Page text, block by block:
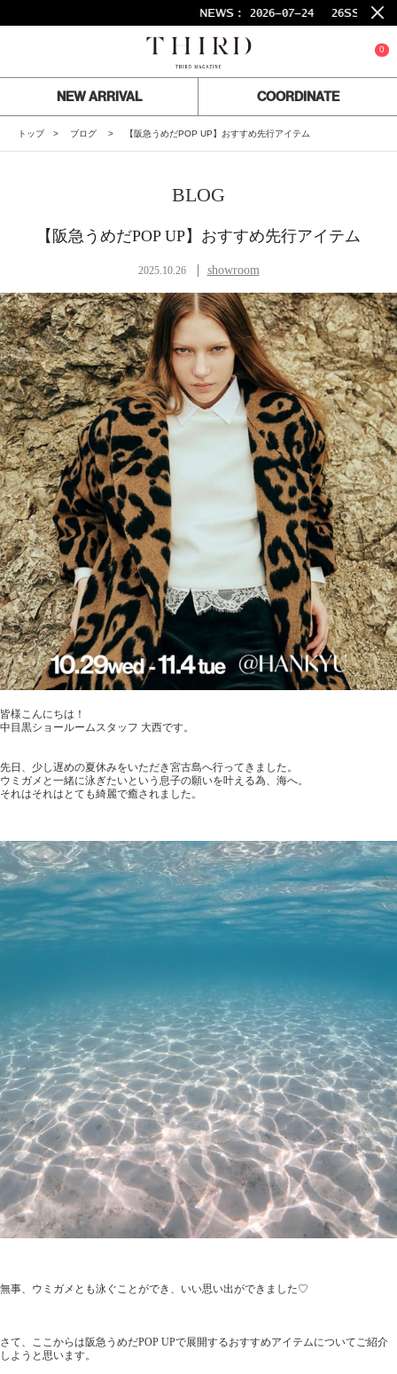
NEWS : 2026-07-24 26SS FINAL
0
NEW ARRIVAL COORDINATE
トップ ブログ 【阪急うめだPOP UP】おすすめ先行アイテム
BLOG
【阪急うめだPOP UP】おすすめ先行アイテム
2025.10.26 showroom
皆様こんにちは！
中目黒ショールームスタッフ 大西です。
先日、少し遅めの夏休みをいただき宮古島へ行ってきました。
ウミガメと一緒に泳ぎたいという息子の願いを叶える為、海へ。
それはそれはとても綺麗で癒されました。
無事、ウミガメとも泳ぐことができ、いい思い出ができました♡
さて、ここからは阪急うめだPOP UPで展開するおすすめアイテムについてご紹介
しようと思います。